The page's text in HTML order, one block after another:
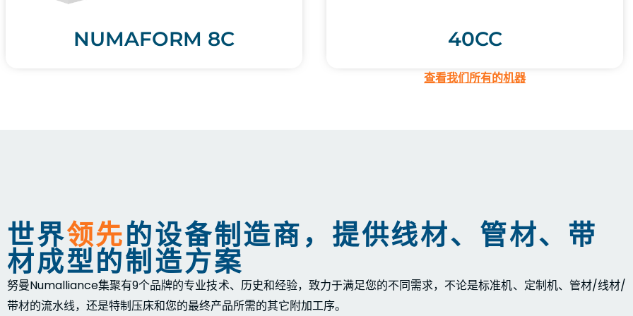
NUMAFORM 8C 40CC
查看我们所有的机器
世界领先的设备制造商，提供线材、管材、带
材成型的制造方案
努曼Numalliance集聚有9个品牌的专业技术、历史和经验，致力于满足您的不同需求，不论是标准机、定制机、管材/线材/
带材的流水线，还是特制压床和您的最终产品所需的其它附加工序。